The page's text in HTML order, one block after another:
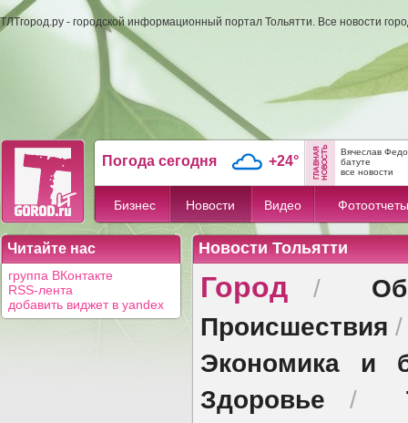
ТЛТгород.ру - городской информационный портал Тольятти. Все новости
Погода сегодня +24°
Вячеслав
батуте
все новости
Бизнес Новости Видео Фотоотчеты
Читайте нас
группа ВКонтакте
RSS-лента
добавить виджет в yandex
Новости Тольятти
Город /
Происшествия
Экономика и
Здоровье /